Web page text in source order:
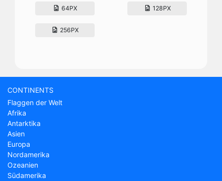
64PX 128PX
256PX
CONTINENTS
Flaggen der Welt
Afrika
Antarktika
Asien
Europa
Nordamerika
Ozeanien
Südamerika